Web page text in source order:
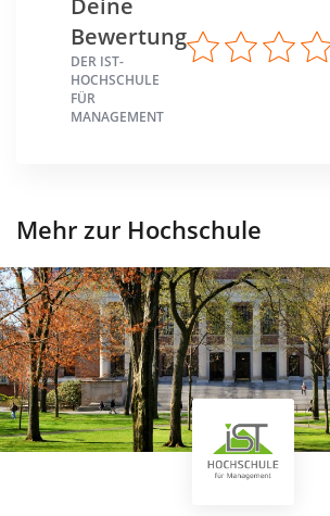
Standort
Düsseldorf >> Düsseldorf, Stadt
Deine
Bewertung
DER IST-
HOCHSCHULE
FÜR
MANAGEMENT
Mehr zur Hochschule